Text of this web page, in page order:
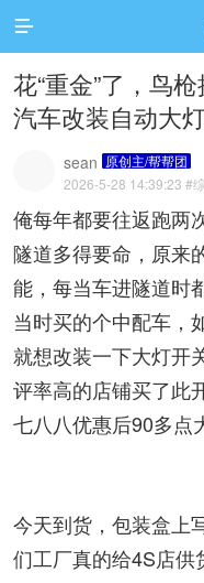
访问电脑版

花“重金”了，鸟
汽车改装自动大
sean 原创主/帮帮团
2026-5-28 14:39:23 #
俺每年都要往返跑两
隧道多得要命，原来
能，每当车进隧道时
当时买的个中配车，
就想改装一下大灯开
评率高的店铺买了此
七八八优惠后90多点
今天到货，包装盒上
们工厂真的给4S店供